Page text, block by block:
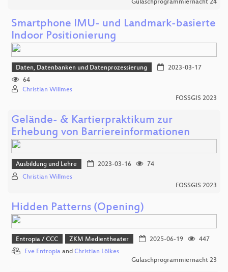
Gulaschprogrammiernacht 24
Smartphone IMU- und Landmark-basierte
Indoor Positionierung
Daten, Datenbanken und Datenprozessierung
2023-03-17
64
Christian Willmes
FOSSGIS 2023
Gelände- & Kartierpraktikum zur
Erhebung von Barriereinformationen
Ausbildung und Lehre 2023-03-16
74
Christian Willmes
FOSSGIS 2023
Hidden Patterns (Opening)
Entropia / CCC ZKM Medientheater 2025-06-19
447
Eve Entropia and Christian Lölkes
Gulaschprogrammiernacht 23